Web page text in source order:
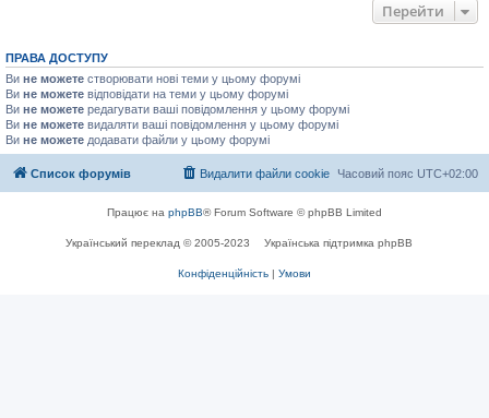
Перейти
ПРАВА ДОСТУПУ
Ви не можете створювати нові теми у цьому форумі
Ви не можете відповідати на теми у цьому форумі
Ви не можете редагувати ваші повідомлення у цьому форумі
Ви не можете видаляти ваші повідомлення у цьому форумі
Ви не можете додавати файли у цьому форумі
Список форумів Часовий пояс UTC+02:00
Видалити файли cookie
Працює на phpBB® Forum Software © phpBB Limited
Український переклад © 2005-2023 Українська підтримка phpBB
Конфіденційність | Умови